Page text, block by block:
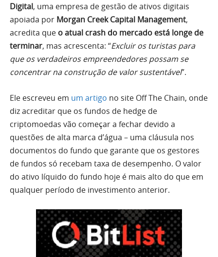
Digital, uma empresa de gestão de ativos digitais
apoiada por Morgan Creek Capital Management,
acredita que o atual crash do mercado está longe de
terminar, mas acrescenta: “Excluir os turistas para
que os verdadeiros empreendedores possam se
concentrar na construção de valor sustentável”.
Ele escreveu em um artigo no site Off The Chain, onde
diz acreditar que os fundos de hedge de
criptomoedas vão começar a fechar devido a
questões de alta marca d’água – uma cláusula nos
documentos do fundo que garante que os gestores
de fundos só recebam taxa de desempenho. O valor
do ativo líquido do fundo hoje é mais alto do que em
qualquer período de investimento anterior.